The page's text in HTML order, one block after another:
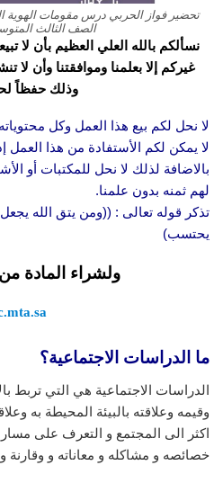
تحضير فواز الحربي درس مقومات الهوية
الصف الثالث المتوسط
نسألكم بالله العلي العظيم بأن لا
غيركم إلا بعلمنا وموافقتنا وأن
وذلك حفظاً
لا نحل لكم بيع هذا العمل وكل
لا يمكن لكم الأستفادة من هذا العمل
بالاضافة لذلك لا نحل للمكتبات أو
لهم ثمنه بدون علمنا.
تذكر قوله تعالى : ((ومن يتق الله
يحتسب)
ولشراء المادة
ما الدراسات الاجتماعية؟
الدراسات الاجتماعية هي التي تربط
وقيمه وعلاقته بالبيئة المحيطة به
اكثر الى المجتمع و التعرف على
خصائصه و مشاكله و معاناته و